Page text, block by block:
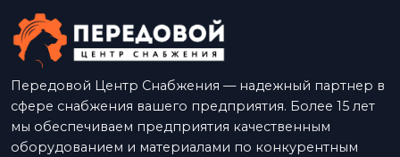
Передовой Центр Снабжения — надежный партнер в
сфере снабжения вашего предприятия. Более 15 лет
мы обеспечиваем предприятия качественным
оборудованием и материалами по конкурентным